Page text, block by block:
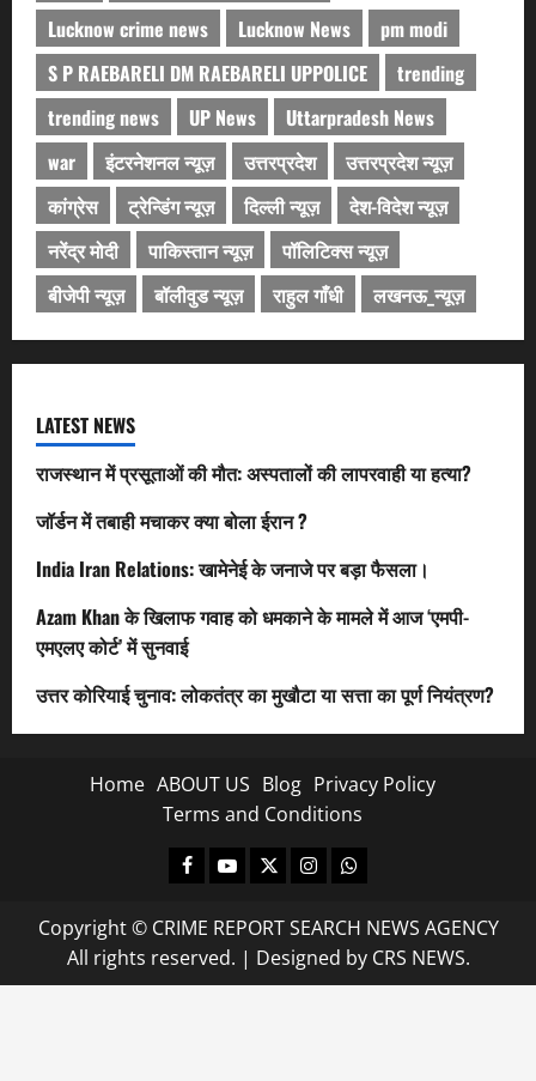
Lucknow crime news
Lucknow News
pm modi
S P RAEBARELI DM RAEBARELI UPPOLICE
trending
trending news
UP News
Uttarpradesh News
war
इंटरनेशनल न्यूज़ उत्तरप्रदेश
उत्तरप्रदेश न्यूज़
कांग्रेस
ट्रेन्डिंग न्यूज़ दिल्ली न्यूज़
देश-विदेश न्यूज़
नरेंद्र मोदी
पाकिस्तान न्यूज़
पॉलिटिक्स न्यूज़
बीजेपी न्यूज़
बॉलीवुड न्यूज़ राहुल गाँधी लखनऊ_न्यूज़
LATEST NEWS
राजस्थान में प्रसूताओं की मौत: अस्पतालों की लापरवाही या हत्या?
जॉर्डन में तबाही मचाकर क्या बोला ईरान ?
India Iran Relations: खामेनेई के जनाजे पर बड़ा फैसला।
Azam Khan के खिलाफ गवाह को धमकाने के मामले में आज ‘एमपी-
एमएलए कोर्ट’ में सुनवाई
उत्तर कोरियाई चुनाव: लोकतंत्र का मुखौटा या सत्ता का पूर्ण नियंत्रण?
Home ABOUT US Blog Privacy Policy
Terms and Conditions
Facebook
Youtube
X InstagramWhatsapp
Copyright © CRIME REPORT SEARCH NEWS AGENCY
All rights reserved. | Designed by CRS NEWS.